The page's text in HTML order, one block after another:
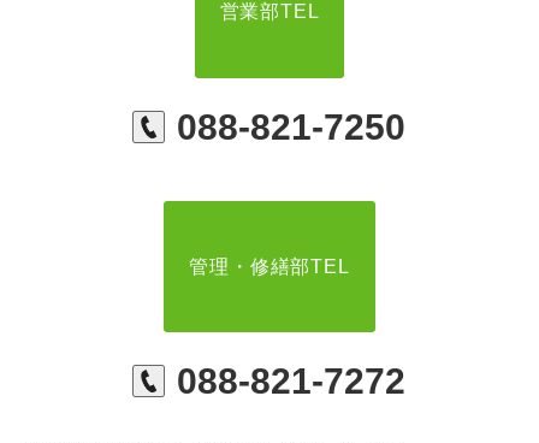
営業部TEL
088-821-7250
管理・修繕部TEL
088-821-7272